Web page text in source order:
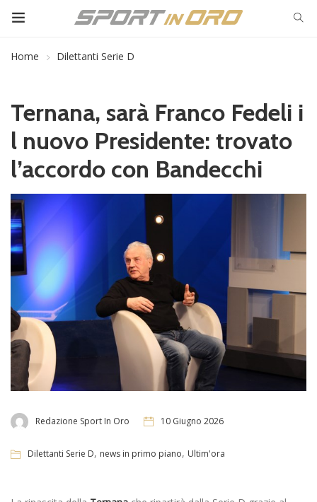
Home Dilettanti Serie D
Ternana, sarà Franco Fedeli i
l nuovo Presidente: trovato
l’accordo con Bandecchi
Redazione Sport In Oro 10 Giugno 2026
Dilettanti Serie D, news in primo piano, Ultim'ora